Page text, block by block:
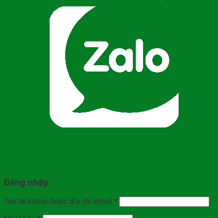
Đăng nhập
Tên tài khoản hoặc địa chỉ email *